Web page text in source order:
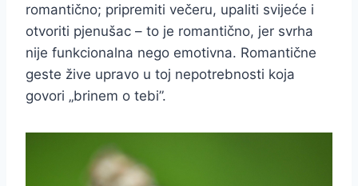
romantično; pripremiti večeru, upaliti svijeće i
otvoriti pjenušac – to je romantično, jer svrha
nije funkcionalna nego emotivna. Romantične
geste žive upravo u toj nepotrebnosti koja
govori „brinem o tebi”.